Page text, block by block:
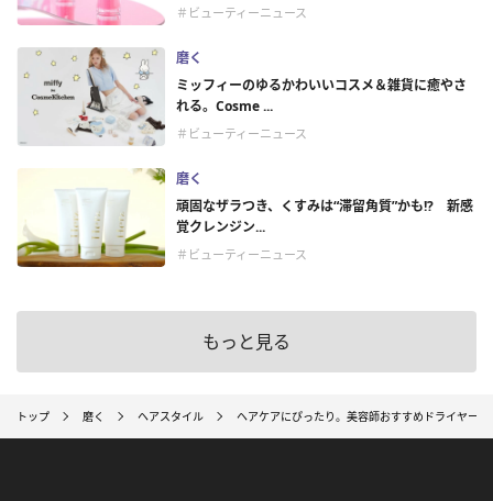
＃ビューティーニュース
磨く
ミッフィーのゆるかわいいコスメ＆雑貨に癒やさ
れる。Cosme ...
＃ビューティーニュース
磨く
頑固なザラつき、くすみは“滞留角質”かも!? 新感
覚クレンジン...
＃ビューティーニュース
もっと見る
トップ 磨く ヘアスタイル ヘアケアにぴったり。美容師おすすめドライヤー7